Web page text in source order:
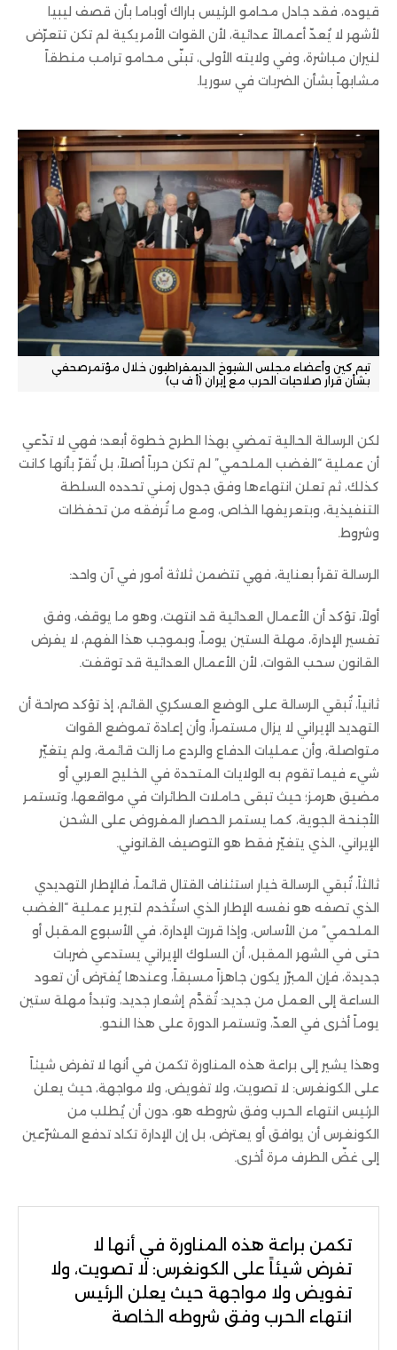
قيوده، فقد جادل محامو الرئيس باراك أوباما بأن قصف ليبيا
لأشهر لا يُعدّ أعمالاً عدائية، لأن القوات الأمريكية لم تكن تتعرّض
لنيران مباشرة، وفي ولايته الأولى، تبنّى محامو ترامب منطقاً
مشابهاً بشأن الضربات في سوريا.
تيم كين وأعضاء مجلس الشيوخ الديمقراطيون خلال مؤتمرصحفي
بشأن قرار صلاحيات الحرب مع إيران (أ ف ب)
لكن الرسالة الحالية تمضي بهذا الطرح خطوة أبعد؛ فهي لا تدّعي
أن عملية “الغضب الملحمي” لم تكن حرباً أصلاً، بل تُقرّ بأنها كانت
كذلك، ثم تعلن انتهاءها وفق جدول زمني تحدده السلطة
التنفيذية، وبتعريفها الخاص، ومع ما تُرفقه من تحفظات
وشروط.
الرسالة تقرأ بعناية، فهي تتضمن ثلاثة أمور في آن واحد:
أولاً، تؤكد أن الأعمال العدائية قد انتهت، وهو ما يوقف، وفق
تفسير الإدارة، مهلة الستين يوماً، وبموجب هذا الفهم، لا يفرض
القانون سحب القوات، لأن الأعمال العدائية قد توقفت.
ثانياً، تُبقي الرسالة على الوضع العسكري القائم، إذ تؤكد صراحة أن
التهديد الإيراني لا يزال مستمراً، وأن إعادة تموضع القوات
متواصلة، وأن عمليات الدفاع والردع ما زالت قائمة، ولم يتغيّر
شيء فيما تقوم به الولايات المتحدة في الخليج العربي أو
مضيق هرمز؛ حيث تبقى حاملات الطائرات في مواقعها، وتستمر
الأجنحة الجوية، كما يستمر الحصار المفروض على الشحن
الإيراني، الذي يتغيّر فقط هو التوصيف القانوني.
ثالثاً، تُبقي الرسالة خيار استئناف القتال قائماً، فالإطار التهديدي
الذي تصفه هو نفسه الإطار الذي استُخدم لتبرير عملية “الغضب
الملحمي” من الأساس، وإذا قررت الإدارة، في الأسبوع المقبل أو
حتى في الشهر المقبل، أن السلوك الإيراني يستدعي ضربات
جديدة، فإن المبرّر يكون جاهزاً مسبقاً، وعندها يُفترض أن تعود
الساعة إلى العمل من جديد: تُقدَّم إشعار جديد، وتبدأ مهلة ستين
يوماً أخرى في العدّ، وتستمر الدورة على هذا النحو.
وهذا يشير إلى براعة هذه المناورة تكمن في أنها لا تفرض شيئاً
على الكونغرس: لا تصويت، ولا تفويض، ولا مواجهة، حيث يعلن
الرئيس انتهاء الحرب وفق شروطه هو، دون أن يُطلب من
الكونغرس أن يوافق أو يعترض، بل إن الإدارة تكاد تدفع المشرّعين
إلى غضّ الطرف مرة أخرى.
تكمن براعة هذه المناورة في أنها لا
تفرض شيئاً على الكونغرس: لا تصويت، ولا
تفويض ولا مواجهة حيث يعلن الرئيس
انتهاء الحرب وفق شروطه الخاصة